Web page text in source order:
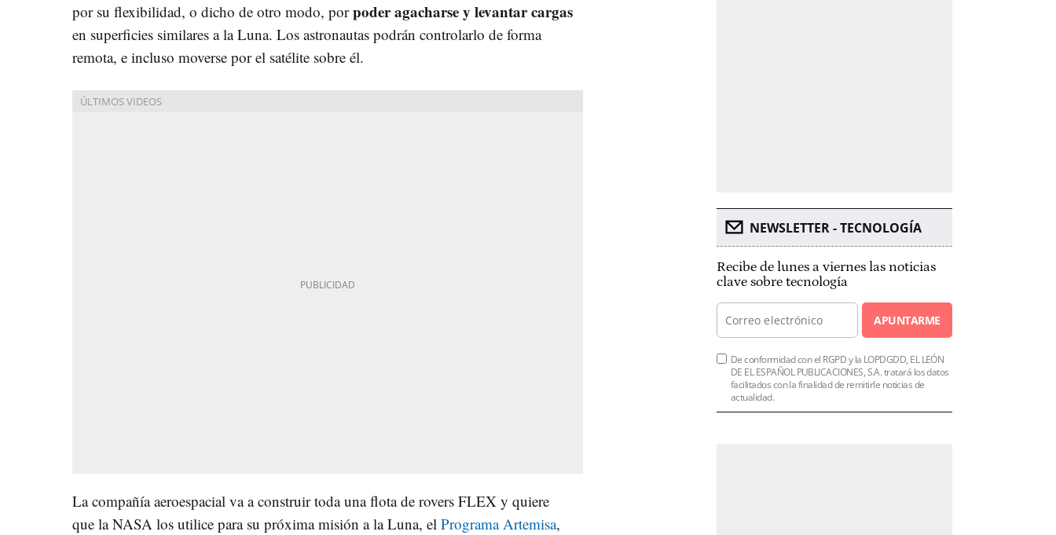
por su flexibilidad, o dicho de otro modo, porpoder agacharse y levantar cargas
en superficies similares a la Luna. Los astronautas podrán controlarlo de forma
remota, e incluso moverse por el satélite sobre él.
La compañía aeroespacial va a construir toda una flota de rovers FLEX y quiere
que la NASA los utilice para su próxima misión a la Luna, el Programa Artemisa,
NEWSLETTER - TECNOLOGÍA
Recibe de lunes a viernes las noticias
clave sobre tecnología
APUNTARME
De conformidad con el RGPD y la LOPDGDD, EL LEÓN
DE EL ESPAÑOL PUBLICACIONES, S.A. tratará los datos
facilitados con la finalidad de remitirle noticias de
actualidad.